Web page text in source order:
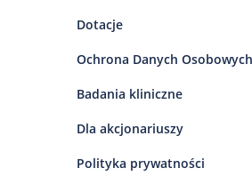
Dotacje
Ochrona Danych Osobowych
Badania kliniczne
Dla akcjonariuszy
Polityka prywatności